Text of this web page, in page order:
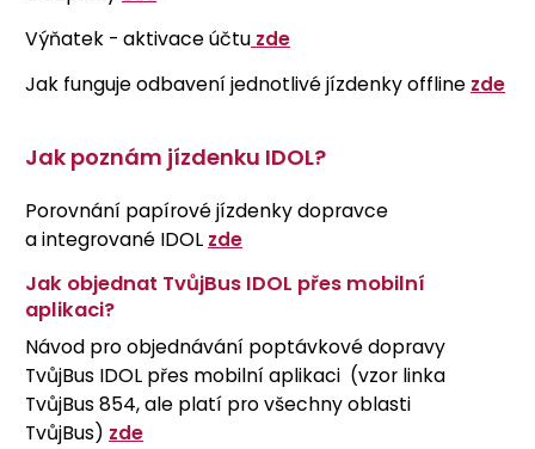
Výňatek - aktivace účtu zde
Jak funguje odbavení jednotlivé jízdenky offline zde
Jak poznám jízdenku IDOL?
Porovnání papírové jízdenky dopravce
a integrované IDOL zde
Jak objednat TvůjBus IDOL přes mobilní
aplikaci?
Návod pro objednávání poptávkové dopravy
TvůjBus IDOL přes mobilní aplikaci (vzor linka
TvůjBus 854, ale platí pro všechny oblasti
TvůjBus) zde